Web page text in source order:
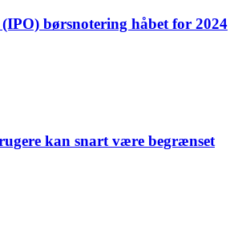
børsnotering håbet for 2024
kan snart være begrænset